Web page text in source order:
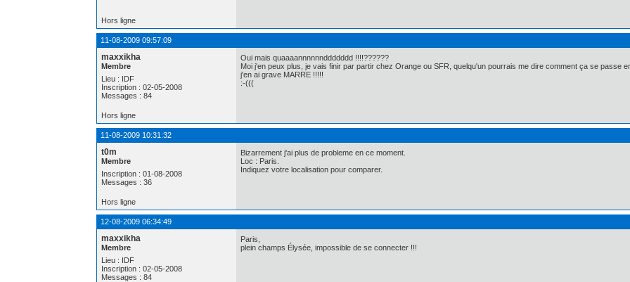
Hors ligne
11-08-2009 09:57:09
maxxikha
Membre
Lieu : IDF
Inscription : 02-05-2008
Messages : 84
Oui mais quaaaannnnnnddddddd !!!!??????
Moi j'en peux plus, je vais finir par partir chez Orange ou SFR, quelqu'un pourrais me dire comment ça se passe
j'en ai grave MARRE !!!!!
:-(((
Hors ligne
11-08-2009 10:31:32
t0m
Membre
Inscription : 01-08-2008
Messages : 36
Bizarrement j'ai plus de probleme en ce moment.
Loc : Paris.
Indiquez votre localisation pour comparer.
Hors ligne
12-08-2009 06:34:49
maxxikha
Membre
Lieu : IDF
Inscription : 02-05-2008
Messages : 84
Paris,
plein champs Élysée, impossible de se connecter !!!